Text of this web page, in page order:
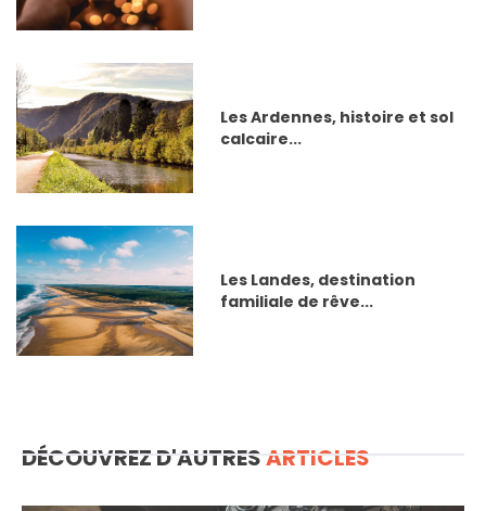
Les Ardennes, histoire et sol
calcaire...
Les Landes, destination
familiale de rêve...
DÉCOUVREZ D'AUTRESARTICLES